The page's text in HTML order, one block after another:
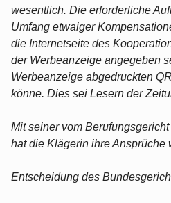
wesentlich. Die erforderliche
Umfang etwaiger
die Internetseite des
der Werbeanzeige angegeben
Werbeanzeige abgedruckten
könne. Dies sei Lesern der
Mit seiner vom
hat die Klägerin ihre Ansprüche
Entscheidung des